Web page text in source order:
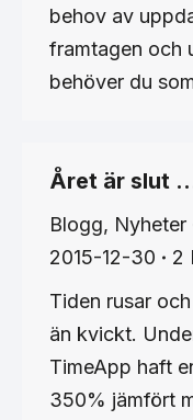
behov av
framtagen och
behöver du
Året är slut
Blogg, Nyheter
2015-12-30
2
Tiden rusar
än kvickt.
TimeApp haft
350% jämfört